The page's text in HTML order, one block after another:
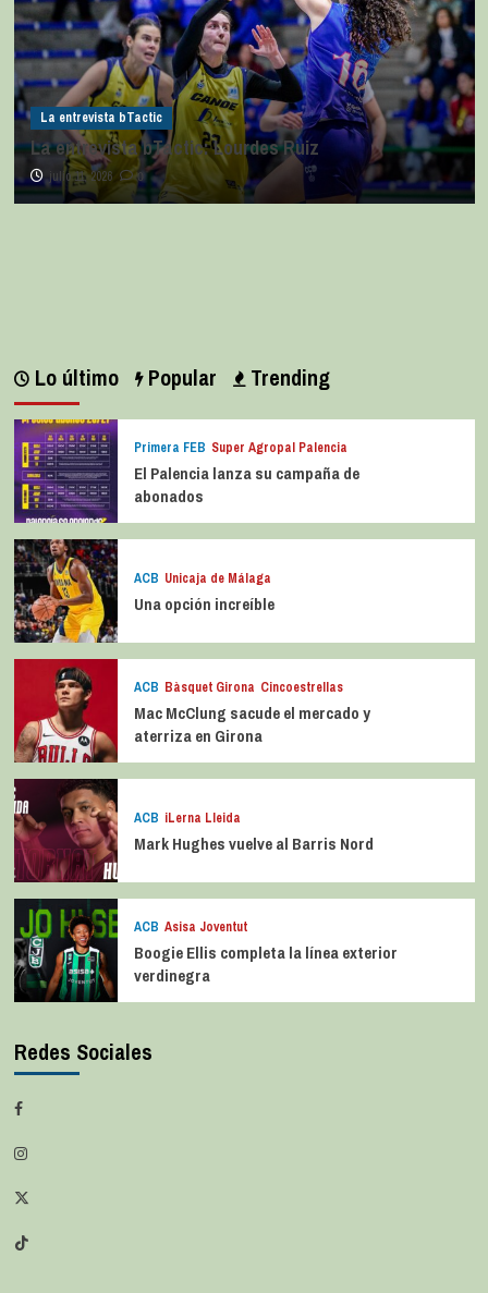
Lo último Popular Trending
Primera FEB Super Agropal Palencia
El Palencia lanza su campaña de
abonados
ACB Unicaja de Málaga
Una opción increíble
ACB Bàsquet Girona Cincoestrellas
Mac McClung sacude el mercado y
aterriza en Girona
ACB iLerna Lleida
Mark Hughes vuelve al Barris Nord
ACB Asisa Joventut
Boogie Ellis completa la línea exterior
verdinegra
Redes Sociales